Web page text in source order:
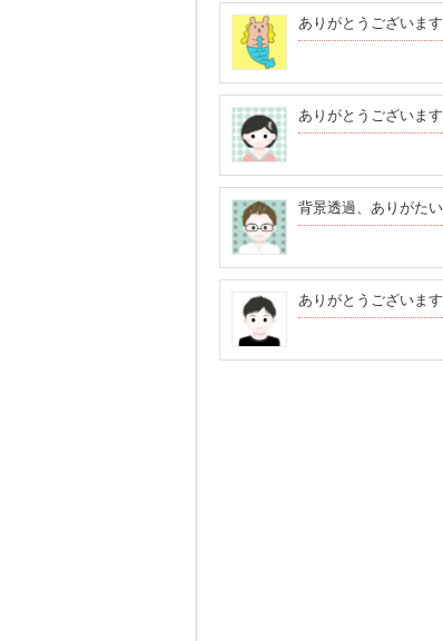
ありがとうございま
ありがとうございま
背景透過、ありがた
ありがとうございま